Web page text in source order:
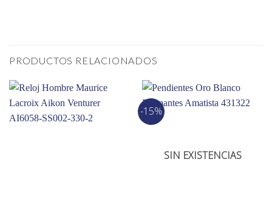
PRODUCTOS RELACIONADOS
-15%
SIN EXISTENCIAS